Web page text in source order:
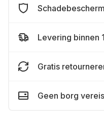
Levering binnen
Gratis
Geen borg